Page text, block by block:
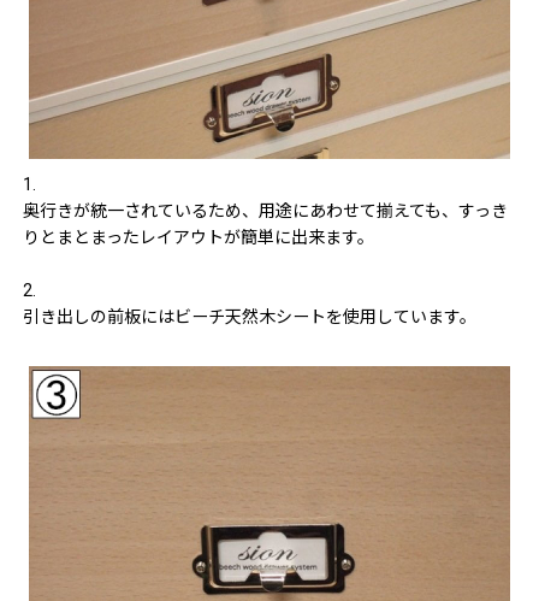
1.
奥行きが統一されているため、用途にあわせて揃えても、すっき
りとまとまったレイアウトが簡単に出来ます。
2.
引き出しの前板にはビーチ天然木シートを使用しています。